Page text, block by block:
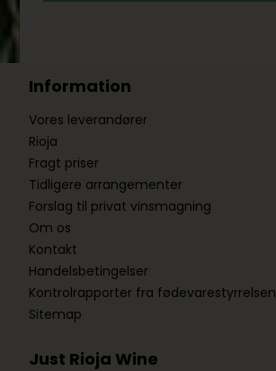
Information
Vores leverandører
Rioja
Fragt priser
Tidligere arrangementer
Forslag til privat vinsmagning
Om os
Kontakt
Handelsbetingelser
Kontrolrapporter fra fødevarestyrrelsen
Sitemap
Just Rioja Wine